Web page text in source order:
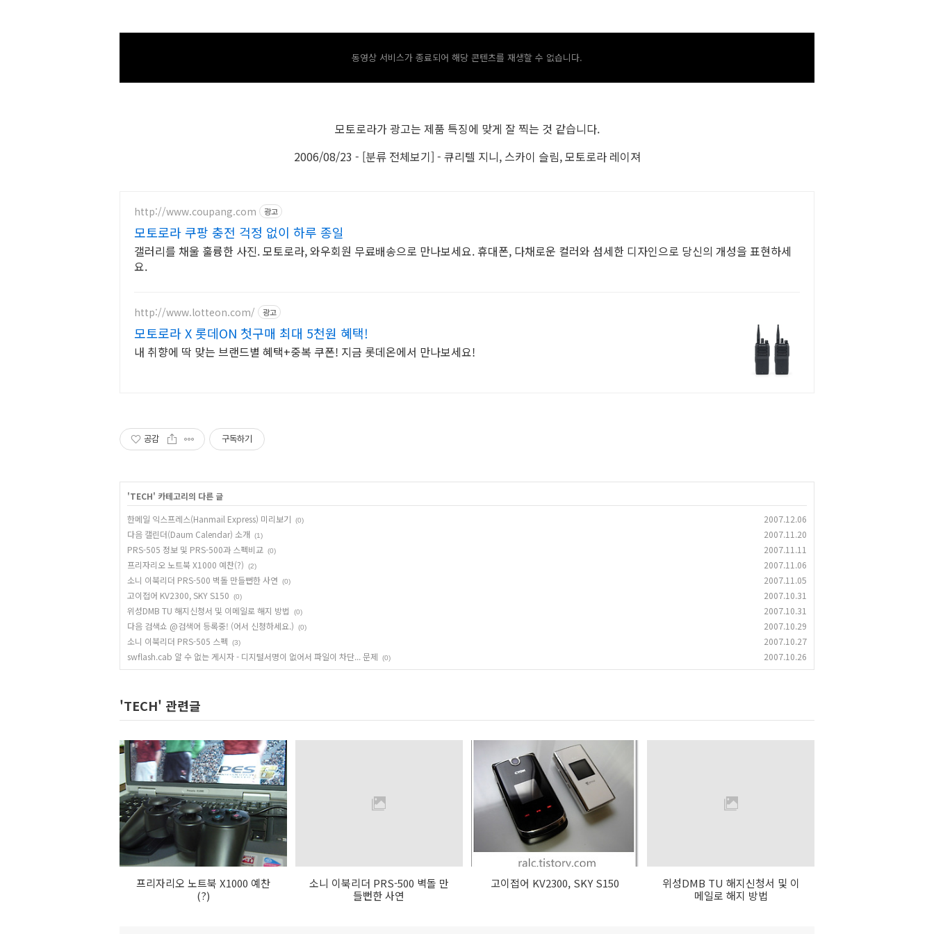
동영상 서비스가 종료되어 해당 콘텐츠를 재생할 수 없습니다.
모토로라가 광고는 제품 특징에 맞게 잘 찍는 것 같습니다.
2006/08/23 - [분류 전체보기] - 큐리텔 지니, 스카이 슬림, 모토로라 레이져
http://www.coupang.com 광고
모토로라 쿠팡 충전 걱정 없이 하루 종일
갤러리를 채울 훌륭한 사진. 모토로라, 와우회원 무료배송으로 만나보세요. 휴대폰, 다채로운 컬러와 섬세한 디자인으로 당신의 개성을 표현하세
요.
http://www.lotteon.com/ 광고
모토로라 X 롯데ON 첫구매 최대 5천원 혜택!
내 취향에 딱 맞는 브랜드별 혜택+중복 쿠폰! 지금 롯데온에서 만나보세요!
공감 구독하기
'TECH' 카테고리의 다른 글
한메일 익스프레스(Hanmail Express) 미리보기
(0) 2007.12.06
다음 캘린더(Daum Calendar) 소개 (1) 2007.11.20
PRS-505 정보 및 PRS-500과 스펙비교 (0) 2007.11.11
프리자리오 노트북 X1000 예찬(?) (2) 2007.11.06
소니 이북리더 PRS-500 벽돌 만들뻔한 사연 (0) 2007.11.05
고이접어 KV2300, SKY S150 (0) 2007.10.31
위성DMB TU 해지신청서 및 이메일로 해지 방법 (0) 2007.10.31
다음 검색쇼 @검색어 등록중! (어서 신청하세요.) (0) 2007.10.29
소니 이북리더 PRS-505 스펙 (3) 2007.10.27
swflash.cab 알 수 없는 게시자 - 디지털서명이 없어서 파일이 차단... 문제 (0) 2007.10.26
'TECH' 관련글
프리자리오 노트북 X1000 예찬
(?)
소니 이북리더 PRS-500 벽돌 만
들뻔한 사연
고이접어 KV2300, SKY S150
위성DMB TU 해지신청서 및 이
메일로 해지 방법